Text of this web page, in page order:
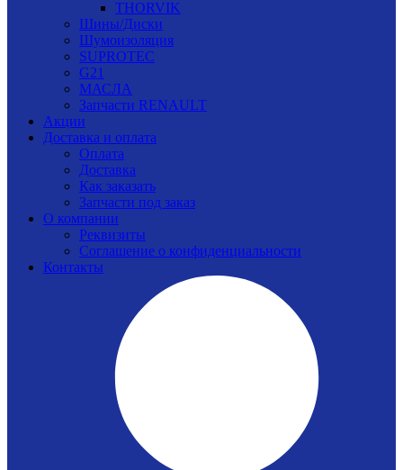
THORVIK
Шины/Диски
Шумоизоляция
SUPROTEC
G21
МАСЛА
Запчасти RENAULT
Акции
Доставка и оплата
Оплата
Доставка
Как заказать
Запчасти под заказ
О компании
Реквизиты
Соглашение о конфиденциальности
Контакты